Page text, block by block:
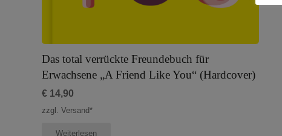
Das total verrückte Freundebuch für
Erwachsene „A Friend Like You“ (Hardcover)
€ 14,90
zzgl. Versand*
Weiterlesen